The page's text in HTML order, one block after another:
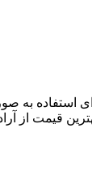
قیمت از